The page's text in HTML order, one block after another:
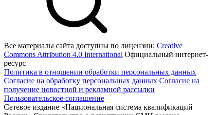
Все материалы сайта доступны по лицензии: Creative
Commons Attribution 4.0 International Официальный интернет-
ресурс
Политика в отношении обработки персональных данных
Согласие на обработку персональных данных Согласие на
получение новостной и рекламной рассылки
Пользовательское соглашение
Сетевое издание «Национальная система квалификаций